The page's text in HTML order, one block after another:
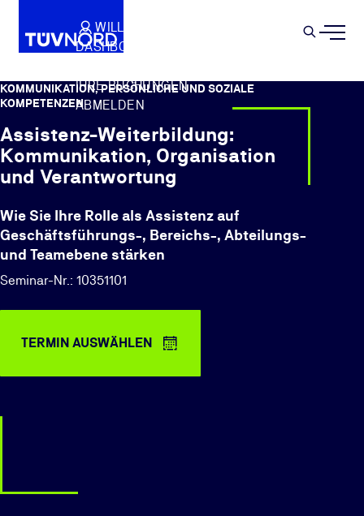
Springe zum Hauptinhalt
WILLKOMMEN
DASHBOARD
IHRE BUCHUNGEN
ABMELDEN
KOMMUNIKATION, PERSÖNLICHE UND SOZIALE
KOMPETENZEN
Assistenz-Weiterbildung:
Kommunikation, Organisation
und Verantwortung
Wie Sie Ihre Rolle als Assistenz auf
Geschäftsführungs-, Bereichs-, Abteilungs-
und Teamebene stärken
Seminar-Nr.: 10351101
TERMIN AUSWÄHLEN